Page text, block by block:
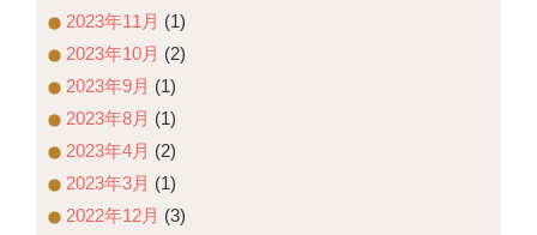
2023年11月 (1)
2023年10月 (2)
2023年9月 (1)
2023年8月 (1)
2023年4月 (2)
2023年3月 (1)
2022年12月 (3)